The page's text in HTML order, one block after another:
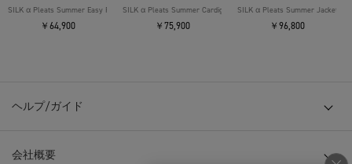
SILK α Pleats Summer Easy Pants
￥64,900
SILK α Pleats Summer Cardigan
￥75,900
SILK α Pleats Summer Jacket
￥96,800
ヘルプ/ガイド
会社概要